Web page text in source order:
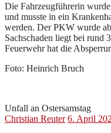
Die Fahrzeugführerin
und musste in ein
werden. Der PKW wurde
Sachschaden liegt bei rund
Feuerwehr hat die
Foto: Heinrich Bruch
Unfall an Ostersamstag
Christian Reuter 6. April